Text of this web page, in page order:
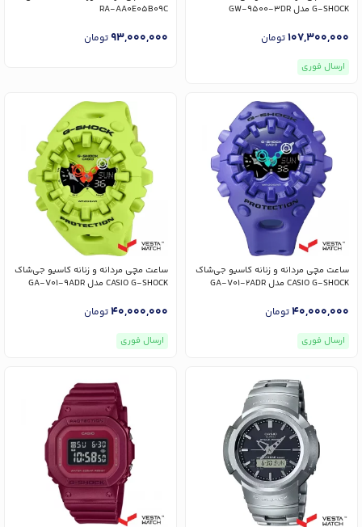
G-SHOCK مدل GW-9500-3DR
107,300,000تومان
ارسال فوری
RA-AA0E05B09C
93,000,000تومان
ساعت مچی مردانه و زنانه کاسیو جی‌شاک
CASIO G-SHOCK مدل GA-V01-2ADR
40,000,000تومان
ارسال فوری
ساعت مچی مردانه و زنانه کاسیو جی‌شاک
CASIO G-SHOCK مدل GA-V01-9ADR
40,000,000تومان
ارسال فوری